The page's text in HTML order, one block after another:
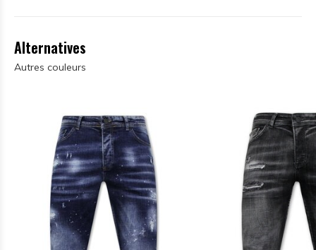
Alternatives
Autres couleurs